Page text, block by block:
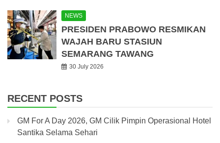
NEWS
PRESIDEN PRABOWO RESMIKAN
WAJAH BARU STASIUN
SEMARANG TAWANG
30 July 2026
RECENT POSTS
GM For A Day 2026, GM Cilik Pimpin Operasional Hotel
Santika Selama Sehari